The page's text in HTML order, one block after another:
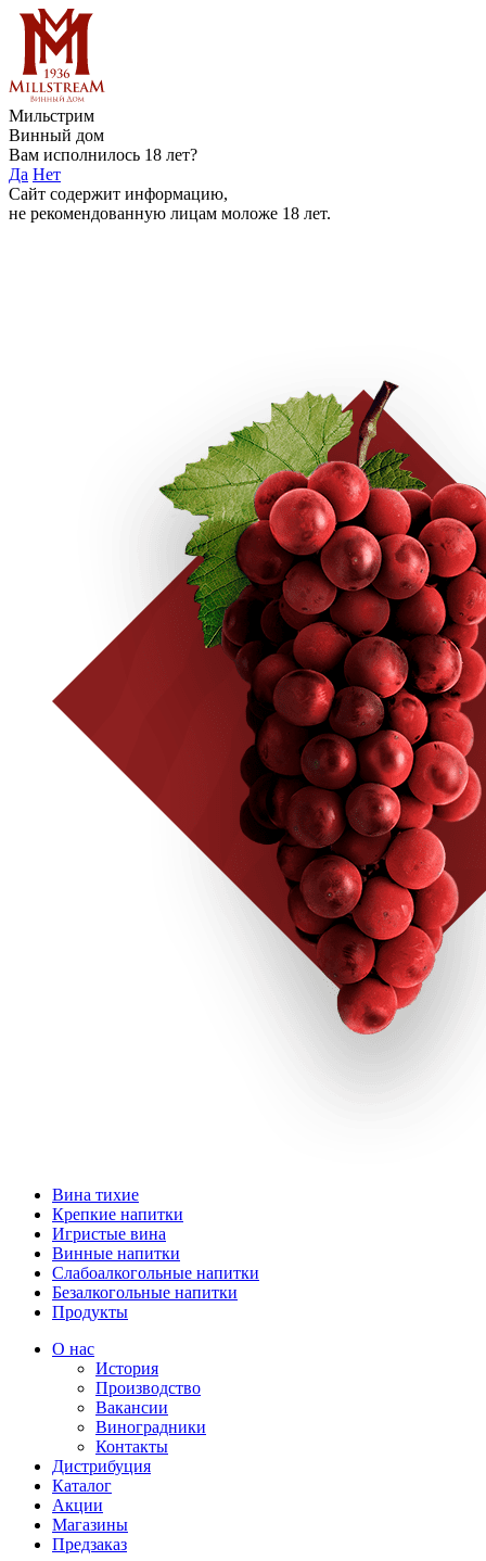
Мильстрим
Винный дом
Вам исполнилось 18 лет?
Да Нет
Сайт содержит информацию,
не рекомендованную лицам моложе 18 лет.
Вина тихие
Крепкие напитки
Игристые вина
Винные напитки
Слабоалкогольные напитки
Безалкогольные напитки
Продукты
О нас
История
Производство
Вакансии
Виноградники
Контакты
Дистрибуция
Каталог
Акции
Магазины
Предзаказ